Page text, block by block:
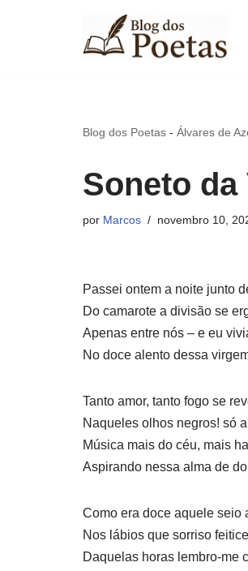
Blog dos Poetas - Álvares de
Soneto da
por Marcos novembro 10,
Passei ontem a noite junto
Do camarote a divisão se
Apenas entre nós – e eu
No doce alento dessa
Tanto amor, tanto fogo se
Naqueles olhos negros! só
Música mais do céu, mais
Aspirando nessa alma de
Como era doce aquele seio
Nos lábios que sorriso
Daquelas horas lembro-me